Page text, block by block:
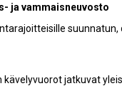
ja vammaisneuvosto
jatkuvat